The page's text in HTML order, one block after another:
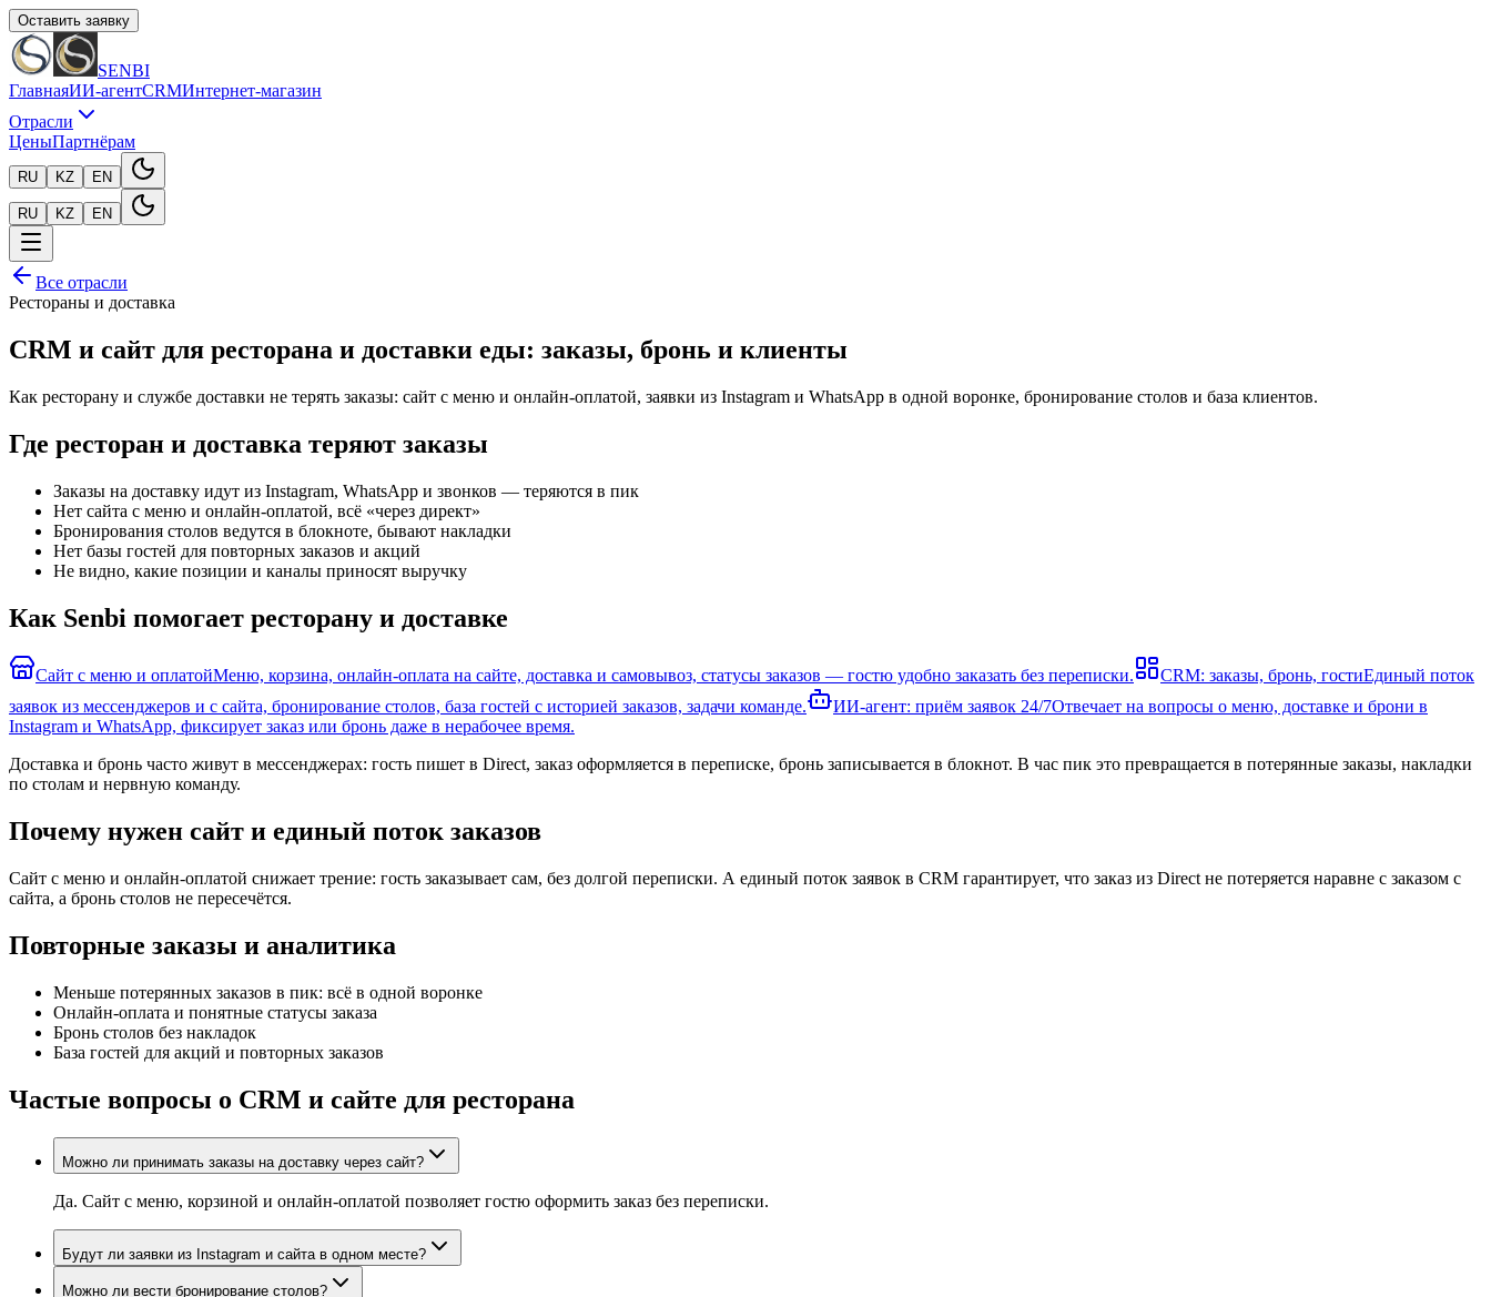
Оставить заявку
SENBI
ГлавнаяИИ-агентCRMИнтернет-магазин
Отрасли
ЦеныПартнёрам
RU KZ EN
RU KZ EN
Все отрасли
Рестораны и доставка
CRM и сайт для ресторана и доставки еды: заказы, бронь и клиенты
Как ресторану и службе доставки не терять заказы: сайт с меню и онлайн-оплатой, заявки из Instagram и WhatsApp в одной воронке, бронирование столов и база клиентов.
Где ресторан и доставка теряют заказы
Заказы на доставку идут из Instagram, WhatsApp и звонков — теряются в пик
Нет сайта с меню и онлайн-оплатой, всё «через директ»
Бронирования столов ведутся в блокноте, бывают накладки
Нет базы гостей для повторных заказов и акций
Не видно, какие позиции и каналы приносят выручку
Как Senbi помогает ресторану и доставке
Сайт с меню и оплатойМеню, корзина, онлайн-оплата на сайте, доставка и самовывоз, статусы заказов — гостю удобно заказать без переписки. CRM: заказы, бронь, гостиЕдиный поток
заявок из мессенджеров и с сайта, бронирование столов, база гостей с историей заказов, задачи команде.
ИИ-агент: приём заявок 24/7Отвечает на вопросы о меню, доставке и брони в
Instagram и WhatsApp, фиксирует заказ или бронь даже в нерабочее время.
Доставка и бронь часто живут в мессенджерах: гость пишет в Direct, заказ оформляется в переписке, бронь записывается в блокнот. В час пик это превращается в потерянные заказы, накладки
по столам и нервную команду.
Почему нужен сайт и единый поток заказов
Сайт с меню и онлайн-оплатой снижает трение: гость заказывает сам, без долгой переписки. А единый поток заявок в CRM гарантирует, что заказ из Direct не потеряется наравне с заказом с
сайта, а бронь столов не пересечётся.
Повторные заказы и аналитика
Меньше потерянных заказов в пик: всё в одной воронке
Онлайн-оплата и понятные статусы заказа
Бронь столов без накладок
База гостей для акций и повторных заказов
Частые вопросы о CRM и сайте для ресторана
Можно ли принимать заказы на доставку через сайт?
Да. Сайт с меню, корзиной и онлайн-оплатой позволяет гостю оформить заказ без переписки.
Будут ли заявки из Instagram и сайта в одном месте?
Можно ли вести бронирование столов?